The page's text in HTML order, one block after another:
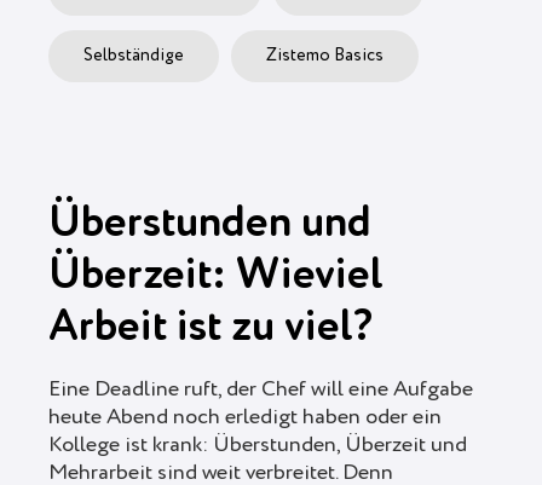
Selbständige Zistemo Basics
Überstunden und
Überzeit: Wieviel
Arbeit ist zu viel?
Eine Deadline ruft, der Chef will eine Aufgabe
heute Abend noch erledigt haben oder ein
Kollege ist krank: Überstunden, Überzeit und
Mehrarbeit sind weit verbreitet. Denn